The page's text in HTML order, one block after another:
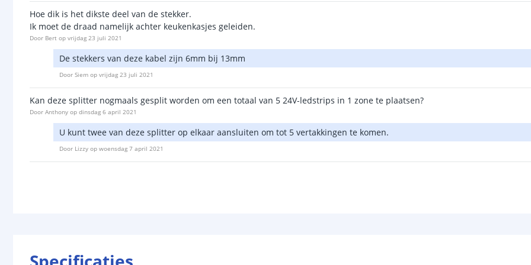
Hoe dik is het dikste deel van de stekker.
Ik moet de draad namelijk achter keukenkasjes geleiden.
Door Bert op vrijdag 23 juli 2021
De stekkers van deze kabel zijn 6mm bij 13mm
Door Siem op vrijdag 23 juli 2021
Kan deze splitter nogmaals gesplit worden om een totaal van 5 24V-ledstrips in 1 zone te plaatsen?
Door Anthony op dinsdag 6 april 2021
U kunt twee van deze splitter op elkaar aansluiten om tot 5 vertakkingen te komen.
Door Lizzy op woensdag 7 april 2021